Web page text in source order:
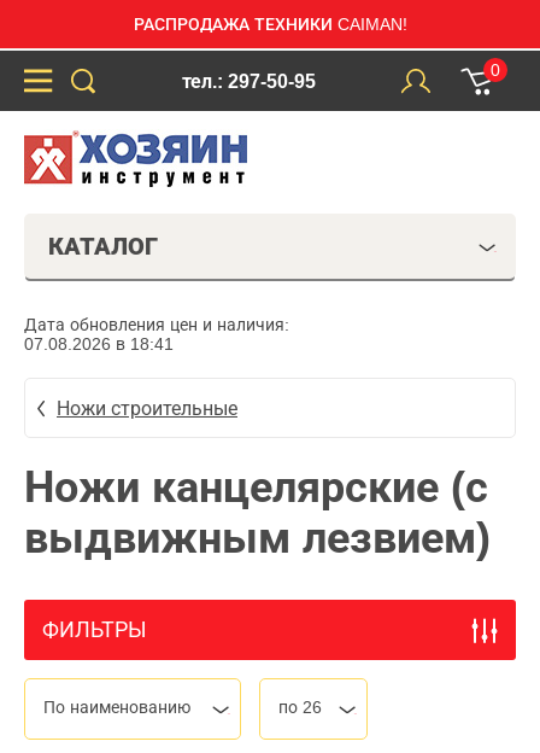
РАСПРОДАЖА ТЕХНИКИ CAIMAN!
тел.: 297-50-95
0
КАТАЛОГ
Дата обновления цен и наличия:
07.08.2026 в 18:41
Ножи строительные
Ножи канцелярские (с
выдвижным лезвием)
ФИЛЬТРЫ
По наименованию по 26